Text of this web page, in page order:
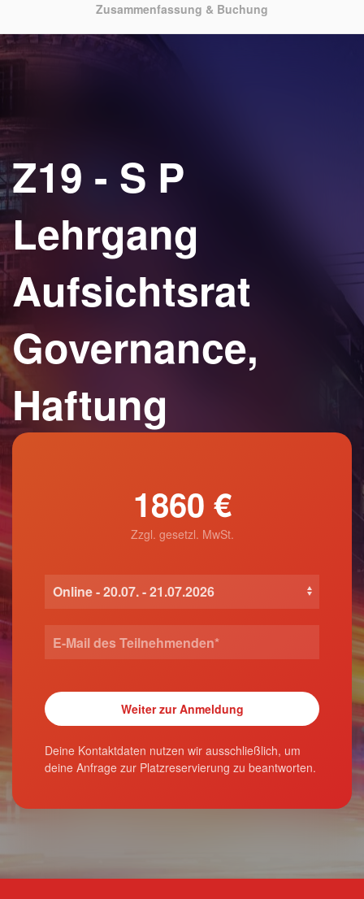
Zusammenfassung & Buchung
Z19 - S P
Lehrgang
Aufsichtsrat
Governance,
Haftung
1860 €
Zzgl. gesetzl. MwSt.
Deine Kontaktdaten nutzen wir ausschließlich, um
deine Anfrage zur Platzreservierung zu beantworten.